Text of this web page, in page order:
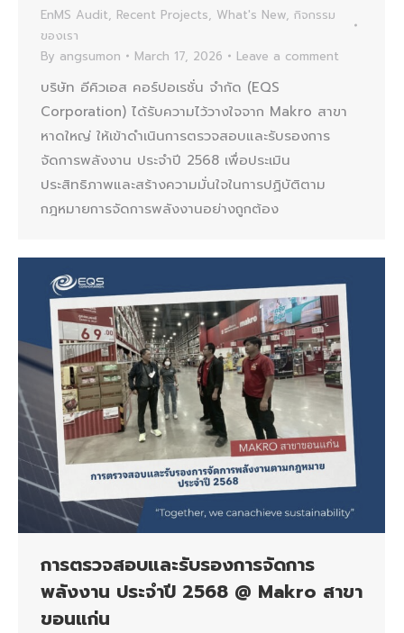
EnMS Audit, Recent Projects, What's New, กิจกรรม
ของเรา
By angsumon March 17, 2026 Leave a comment
บริษัท อีคิวเอส คอร์ปอเรชั่น จำกัด (EQS
Corporation) ได้รับความไว้วางใจจาก Makro สาขา
หาดใหญ่ ให้เข้าดำเนินการตรวจสอบและรับรองการ
จัดการพลังงาน ประจำปี 2568 เพื่อประเมิน
ประสิทธิภาพและสร้างความมั่นใจในการปฏิบัติตาม
กฎหมายการจัดการพลังงานอย่างถูกต้อง
การตรวจสอบและรับรองการจัดการ
พลังงาน ประจำปี 2568 @ Makro สาขา
ขอนแก่น